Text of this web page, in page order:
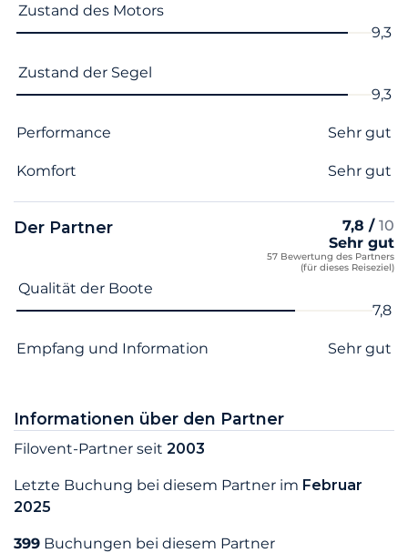
Zustand des Motors
9,3
Zustand der Segel
9,3
Performance Sehr gut
Komfort Sehr gut
Der Partner 7,8 / 10
Sehr gut
57 Bewertung des Partners
(für dieses Reiseziel)
Name des Kriteriums
Qualität der Boote
7,8
Empfang und Information Sehr gut
Informationen über den Partner
Filovent-Partner seit 2003
Letzte Buchung bei diesem Partner im Februar
2025
399 Buchungen bei diesem Partner